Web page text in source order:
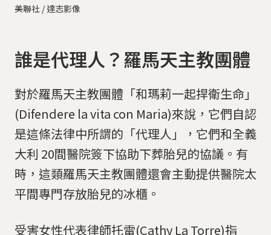
美聯社 / 達志影像
誰是代理人？羅馬天主教團體
對於羅馬天主教團體「和瑪莉一起捍衛生命」
(Difendere la vita con Maria)來說，它們自認
是這條法律中所謂的「代理人」，它們和全義
大利 20間醫院簽下協助下葬胎兒的協議。有
時，這類羅馬天主教團體還會主動提供醫院太
平間專門存放胎兒的冰櫃。
受害女性代表律師托雷(Cathy La Torre)指